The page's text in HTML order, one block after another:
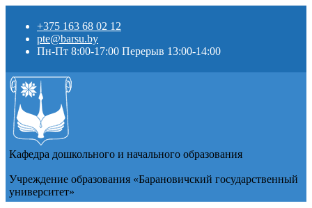
+375 163 68 02 12
pte@barsu.by
Пн-Пт 8:00-17:00 Перерыв 13:00-14:00
Кафедра дошкольного и начального образования
Учреждение образования «Барановичский государственный
университет»